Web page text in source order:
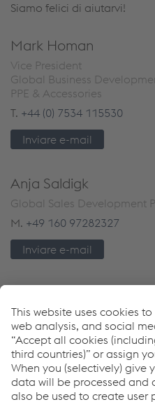
Siamo felici di aiutarvi!
Mark Homan
Vice President
Global Business
PPE & Accessories
T. +44 (0) 7534 115530
Inviare e-mail
Anja Saldigk
Global Sales Development
M. +49 160 97282327
Inviare e-mail
PPE & Accessories
Whitepaper - PPEPDF |
Whitepaper - Reduction
welding fumePDF | 1,77